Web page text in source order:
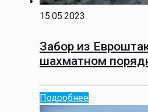
15.05.2023
Забор из
шахматном
Подробнее